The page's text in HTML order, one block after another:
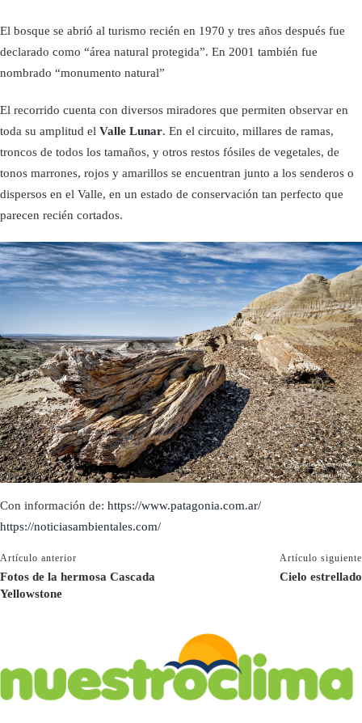
El bosque se abrió al turismo recién en 1970 y tres años después fue
declarado como “área natural protegida”. En 2001 también fue
nombrado “monumento natural”
El recorrido cuenta con diversos miradores que permiten observar en
toda su amplitud el Valle Lunar. En el circuito, millares de ramas,
troncos de todos los tamaños, y otros restos fósiles de vegetales, de
tonos marrones, rojos y amarillos se encuentran junto a los senderos o
dispersos en el Valle, en un estado de conservación tan perfecto que
parecen recién cortados.
Con información de: https://www.patagonia.com.ar/
https://noticiasambientales.com/
Artículo anterior
Fotos de la hermosa Cascada
Yellowstone
Artículo siguiente
Cielo estrellado